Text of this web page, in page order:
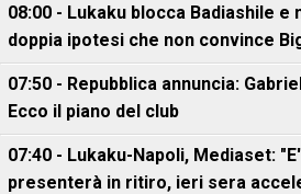
08:00 - Lukaku blocca Badiashile e
doppia ipotesi che non convince
07:50 - Repubblica annuncia:
Ecco il piano del club
07:40 - Lukaku-Napoli, Mediaset:
presenterà in ritiro, ieri sera